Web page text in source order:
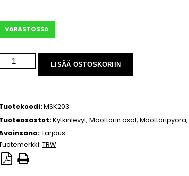
VARASTOSSA
LISÄÄ OSTOSKORIIN
MSK203
Kytkinlevyt, Moottorin osat, Moottoripyörä,
Tarjous
TRW